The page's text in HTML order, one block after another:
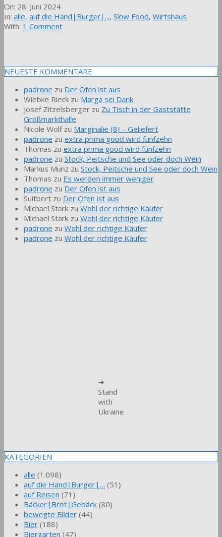
2024-
06-
28
On: 28. Juni 2024
In: alle, auf die Hand|Burger|..., Slow Food, Wirtshaus
With: 1 Comment
NEUESTE KOMMENTARE
padrone zu Der Ofen ist aus
Wiebke Rieck zu Marga sei Dank
Josef Zitzelsberger zu Zu Tisch in der Gaststätte
Großmarkthalle
Nicole Wolfzu Marginalie (8) – Geliefert
padrone zu extra prima good wird fünfzehn
Thomas zu extra prima good wird fünfzehn
padrone zu Stock, Peitsche und See oder doch Wein
Markus Munz zu Stock, Peitsche und See oder doch Wein
Thomas zu Es werden immer weniger
padrone zu Der Ofen ist aus
Suitbert zu Der Ofen ist aus
Michael Stark zu Wohl der richtige Käufer
Michael Stark zu Wohl der richtige Käufer
padrone zu Wohl der richtige Käufer
padrone zu Wohl der richtige Käufer
➜
Stand
with
Ukraine
KATEGORIEN
alle (1.098)
auf die Hand|Burger|… (51)
auf Reisen (71)
Bäcker|Brot|Gebäck (80)
bewegte Bilder (44)
Bier (188)
Biergarten (47)